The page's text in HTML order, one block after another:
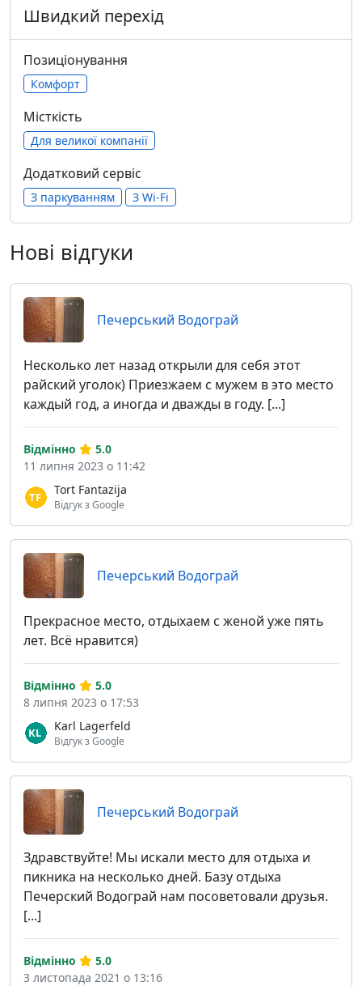
Швидкий перехід
Позиціонування
Комфорт
Місткість
Для великої компанії
Додатковий сервіс
З паркуванням З Wi-Fi
Нові відгуки
Печерський Водограй
Несколько лет назад открыли для себя этот
райский уголок) Приезжаем с мужем в это место
каждый год, а иногда и дважды в году. [...]
Tort Fantazija
Відгук з Google
Відмінно
5.0
11 липня 2023 о 11:42
Печерський Водограй
Прекрасное место, отдыхаем с женой уже пять
лет. Всё нравится)
Karl Lagerfeld
Відгук з Google
Відмінно
5.0
8 липня 2023 о 17:53
Печерський Водограй
Здравствуйте! Мы искали место для отдыха и
пикника на несколько дней. Базу отдыха
Печерский Водограй нам посоветовали друзья.
[...]
Відмінно
5.0
3 листопада 2021 о 13:16